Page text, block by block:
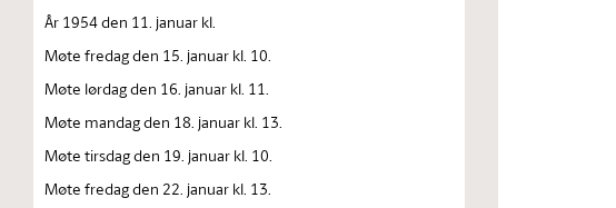
År 1954 den 11. januar kl.
Møte fredag den 15. januar kl. 10.
Møte lørdag den 16. januar kl. 11.
Møte mandag den 18. januar kl. 13.
Møte tirsdag den 19. januar kl. 10.
Møte fredag den 22. januar kl. 13.